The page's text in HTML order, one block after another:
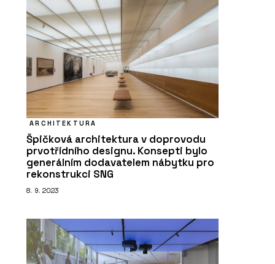
ARCHITEKTURA
Špičková architektura v doprovodu
prvotřídního designu. Konsepti bylo
generálním dodavatelem nábytku pro
rekonstrukci SNG
8. 9. 2023